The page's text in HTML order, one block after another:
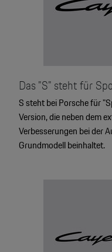
Das "S" steht für
S steht bei Porsche für
Version, die neben dem
Verbesserungen bei der
Grundmodell beinhaltet.